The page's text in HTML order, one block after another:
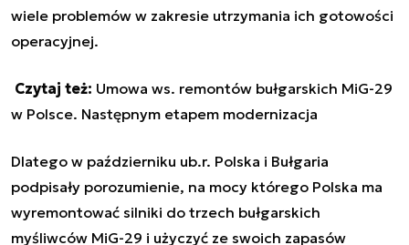
wiele problemów w zakresie utrzymania ich gotowości
operacyjnej.
Czytaj też: Umowa ws. remontów bułgarskich MiG-29
w Polsce. Następnym etapem modernizacja
Dlatego w październiku ub.r. Polska i Bułgaria
podpisały porozumienie, na mocy którego Polska ma
wyremontować silniki do trzech bułgarskich
myśliwców MiG-29 i użyczyć ze swoich zapasów